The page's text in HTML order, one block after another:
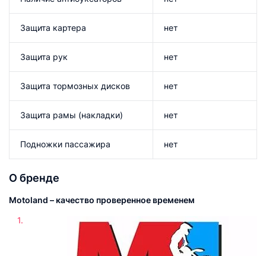
Защита картера нет
Защита рук нет
Защита тормозных дисков нет
Защита рамы (накладки) нет
Подножки пассажира нет
О бренде
Motoland – качество проверенное временем